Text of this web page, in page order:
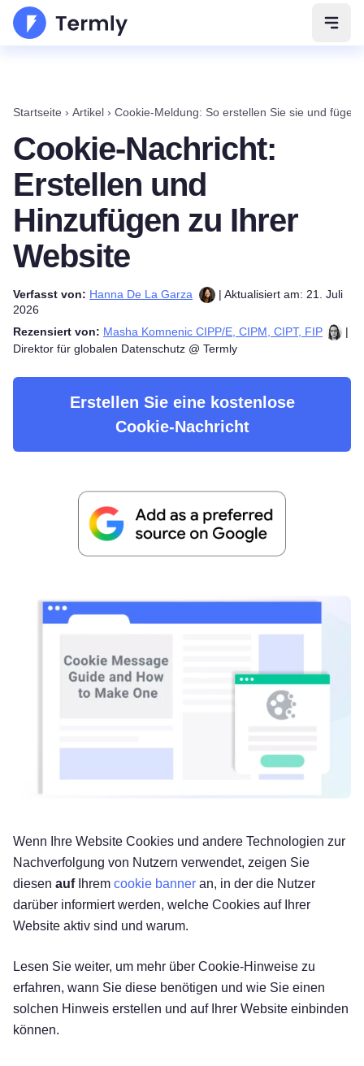
Startseite › Artikel › Cookie-Meldung: So erstellen Sie sie und fügen
Cookie-Nachricht:
Erstellen und
Hinzufügen zu Ihrer
Website
Verfasst von: Hanna De La Garza
| Aktualisiert am: 21. Juli
2026
Rezensiert von: Masha Komnenic CIPP/E, CIPM, CIPT, FIP
|
Direktor für globalen Datenschutz @ Termly
Erstellen Sie eine kostenlose
Cookie-Nachricht
Wenn Ihre Website Cookies und andere Technologien zur
Nachverfolgung von Nutzern verwendet, zeigen Sie
diesen auf Ihrem cookie banner an, in der die Nutzer
darüber informiert werden, welche Cookies auf Ihrer
Website aktiv sind und warum.
Lesen Sie weiter, um mehr über Cookie-Hinweise zu
erfahren, wann Sie diese benötigen und wie Sie einen
solchen Hinweis erstellen und auf Ihrer Website einbinden
können.